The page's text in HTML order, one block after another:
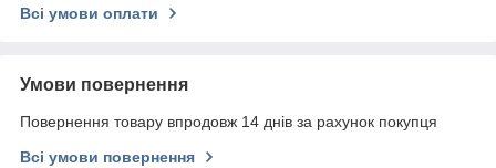
Всі умови оплати
Умови повернення
Повернення товару впродовж 14 днів за рахунок покупця
Всі умови повернення